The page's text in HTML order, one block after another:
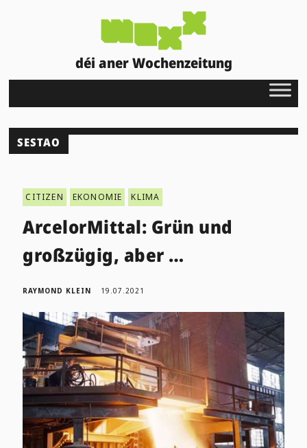
déi aner Wochenzeitung
SESTAO
CITIZEN EKONOMIE KLIMA
ArcelorMittal: Grün und
großzügig, aber …
RAYMOND KLEIN 19.07.2021